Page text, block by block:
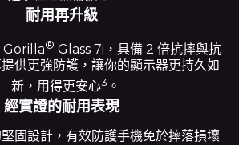
耐用再升級
Gorilla® Glass 7i，具備 2 倍抗摔與抗
供更強防護，讓你的顯示器更持久如
新，用得更安心3 。
經實證的耐用表現
固設計，有效防護手機免於摔落損壞